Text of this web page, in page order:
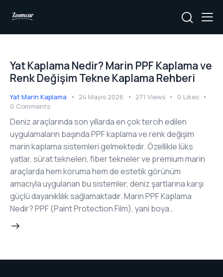
Yat Kaplama Nedir? Marin PPF Kaplama ve
Renk Değişim Tekne Kaplama Rehberi
Yat Marin Kaplama 24 Mayıs 2026 271 Views 0 Likes
0 Comments
Deniz araçlarında son yıllarda en çok tercih edilen
uygulamaların başında PPF kaplama ve renk değişim
marin kaplama sistemleri gelmektedir. Özellikle lüks
yatlar, sürat tekneleri, fiber tekneler ve premium marin
araçlarda hem koruma hem de estetik görünüm
amacıyla uygulanan bu sistemler, deniz şartlarına karşı
güçlü dayanıklılık sağlamaktadır. Marin PPF Kaplama
Nedir? PPF (Paint Protection Film), yani boya…